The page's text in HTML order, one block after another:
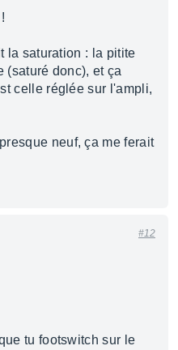
la saturation : la pitite
(saturé donc), et ça
celle réglée sur l'ampli,
neuf, ça me ferait
#12
tu footswitch sur le